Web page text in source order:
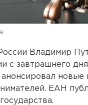
Владимир
с завтрашнего
ЕАН